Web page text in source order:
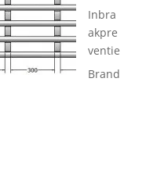
Inbra
akpre
ventie
Brand